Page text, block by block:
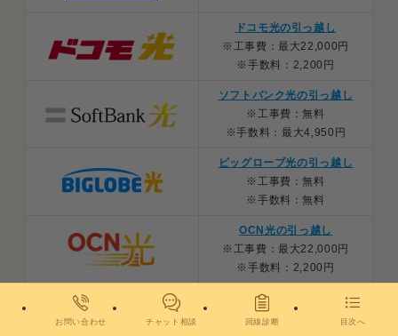
ドコモ光の引っ越し
※工事費：最大22,000円
※手数料：2,200円
ソフトバンク光の引っ越し
※工事費：無料
※手数料：最大4,950円
ビッグローブ光の引っ越し
※工事費：無料
※手数料：無料
OCN光の引っ越し
※工事費：最大22,000円
※手数料：2,200円
楽天ひかりの引っ越し
※工事費：最大22,000円
お問い合わせ チャット相談 回線診断 目次へ